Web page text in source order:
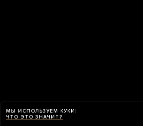
МЫ ИСПОЛЬЗУЕМ КУКИ!
ЧТО ЭТО ЗНАЧИТ?